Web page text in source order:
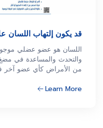
قد يكون إلتهاب اللسان
اللسان هو عضو عضلي
والتحدث والمساعدة في
من الأمراض كأي عضو آخر
Learn More